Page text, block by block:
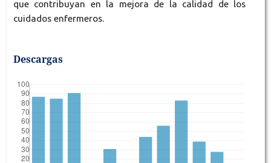
que contribuyan en la mejora de la calidad de los
cuidados enfermeros.
Descargas